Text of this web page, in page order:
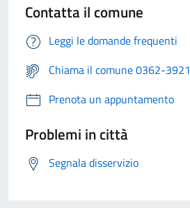
Contatta il comune
Leggi le domande frequenti
Chiama il comune 0362-3921
Prenota un appuntamento
Problemi in città
Segnala disservizio